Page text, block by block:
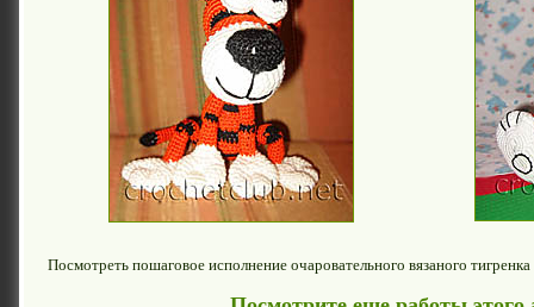
Посмотреть пошаговое исполнение очаровательного вязаного